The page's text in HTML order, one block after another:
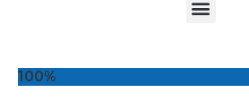
100%